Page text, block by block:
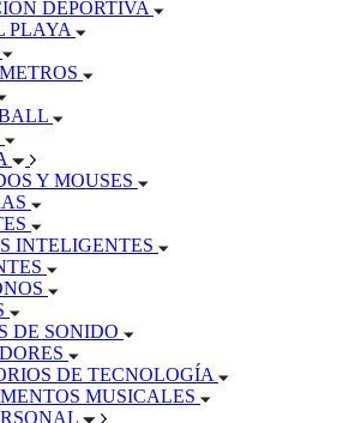
DEPORTIVA
PLAYA
Y MOUSES
INTELIGENTES
DE SONIDO
DE TECNOLOGÍA
MUSICALES